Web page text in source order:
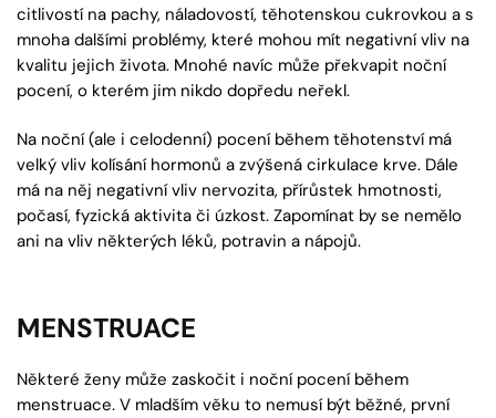
citlivostí na pachy, náladovostí, těhotenskou cukrovkou a s
mnoha dalšími problémy, které mohou mít negativní vliv na
kvalitu jejich života. Mnohé navíc může překvapit noční
pocení, o kterém jim nikdo dopředu neřekl.
Na noční (ale i celodenní) pocení během těhotenství má
velký vliv kolísání hormonů a zvýšená cirkulace krve. Dále
má na něj negativní vliv nervozita, přírůstek hmotnosti,
počasí, fyzická aktivita či úzkost. Zapomínat by se nemělo
ani na vliv některých léků, potravin a nápojů.
MENSTRUACE
Některé ženy může zaskočit i noční pocení během
menstruace. V mladším věku to nemusí být běžné, první